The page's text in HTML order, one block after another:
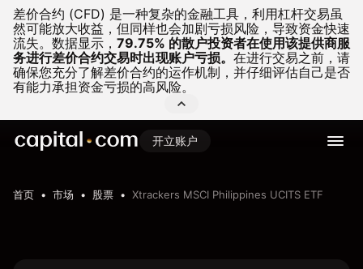
差价合约 (CFD) 是一种复杂的金融工具，利用杠杆交易虽
然可能放大收益，但同样也会加剧亏损风险，导致资金快速
流失。 数据显示， 79.75% 的散户投资者在使用该提供商服
务进行差价合约交易时出现账户亏损。 在进行交易之前，请
确保您充分了解差价合约的运作机制，并仔细评估自己是否
有能力承担资金亏损的高风险。
开立账户
首页 市场 股票 Xtrackers MSCI Philippines UCITS ETF